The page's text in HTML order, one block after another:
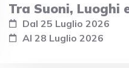
Tra Suoni, Luoghi
Dal 25 Luglio 2026
Al 28 Luglio 2026